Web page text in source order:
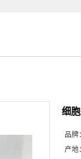
细
品牌
产地